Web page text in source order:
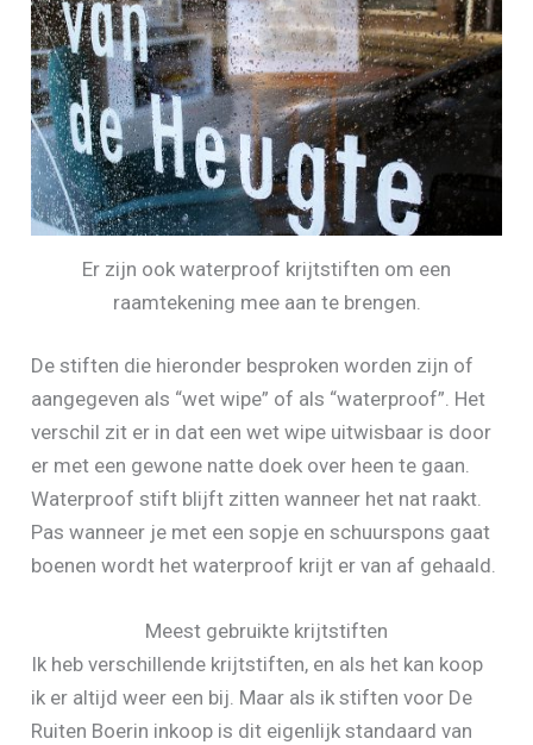
Er zijn ook waterproof krijtstiften om een
raamtekening mee aan te brengen.
De stiften die hieronder besproken worden zijn of
aangegeven als “wet wipe” of als “waterproof”. Het
verschil zit er in dat een wet wipe uitwisbaar is door
er met een gewone natte doek over heen te gaan.
Waterproof stift blijft zitten wanneer het nat raakt.
Pas wanneer je met een sopje en schuurspons gaat
boenen wordt het waterproof krijt er van af gehaald.
Meest gebruikte krijtstiften
Ik heb verschillende krijtstiften, en als het kan koop
ik er altijd weer een bij. Maar als ik stiften voor De
Ruiten Boerin inkoop is dit eigenlijk standaard van